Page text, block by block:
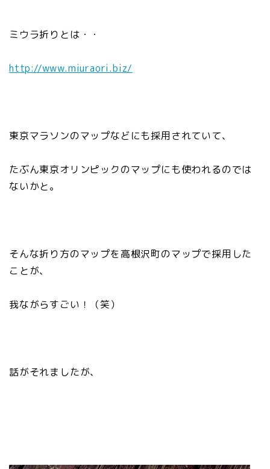
ミウラ折りとは・・
http://www.miuraori.biz/
東京マラソンのマップなどにも採用されていて、
たぶん東京オリンピックのマップにも使われるのでは
ないかと。
そんな折り方のマップを高根沢町のマップで採用した
ことが、
我ながらすごい！（笑）
話がそれましたが、